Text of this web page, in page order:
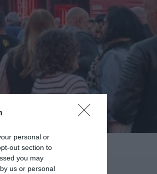
personal or
out section to
you may
us or personal